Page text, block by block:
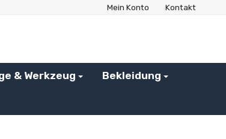
Mein Konto Kontakt
& Werkzeug Bekleidung